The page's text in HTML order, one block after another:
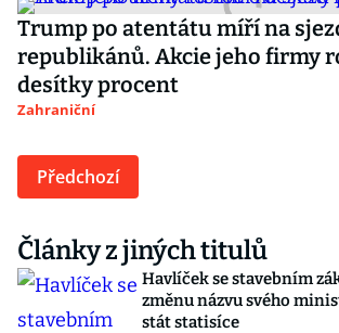
Trump po atentátu míří na
republikánů. Akcie jeho firmy
desítky procent
Zahraniční
Předchozí
Články z jiných titulů
Havlíček se stavebním
změnu názvu svého
stát statisíce